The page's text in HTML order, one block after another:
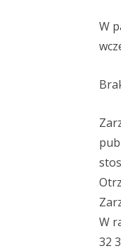
W
W
32